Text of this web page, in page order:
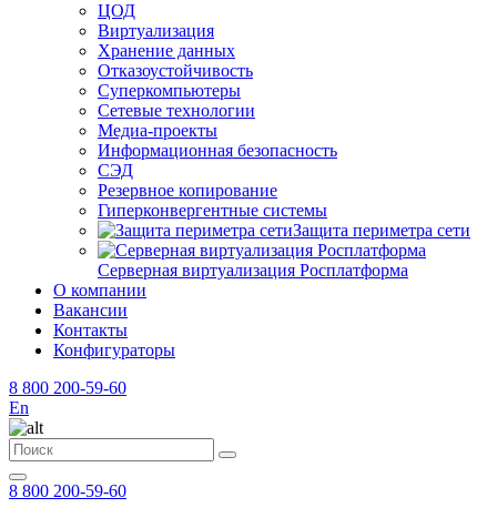
ЦОД
Виртуализация
Хранение данных
Отказоустойчивость
Суперкомпьютеры
Сетевые технологии
Медиа-проекты
Информационная безопасность
СЭД
Резервное копирование
Гиперконвергентные системы
Защита периметра сети
Серверная виртуализация Росплатформа
О компании
Вакансии
Контакты
Конфигураторы
8 800 200-59-60
En
8 800 200-59-60